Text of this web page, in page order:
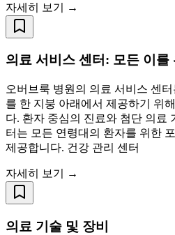
자세히 보기 →
의료 서비스 센터: 모든 이를
오버브룩 병원의 의료 서비스 센
를 한 지붕 아래에서 제공하기 위
다. 환자 중심의 진료와 첨단 의료
터는 모든 연령대의 환자를 위한
제공합니다. 건강 관리 센터
자세히 보기 →
의료 기술 및 장비